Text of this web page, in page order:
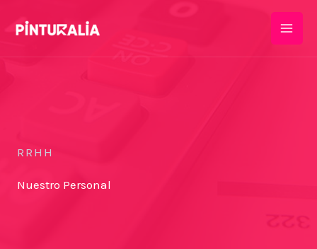
contenido
RRHH
Nuestro Personal